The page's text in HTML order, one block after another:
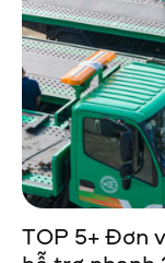
TOP 5+ Đơn